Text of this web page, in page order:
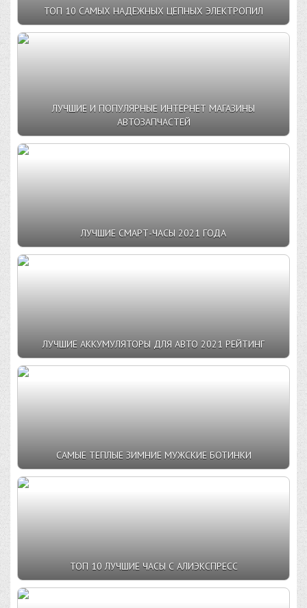
ТОП 10 САМЫХ НАДЕЖНЫХ ЦЕПНЫХ ЭЛЕКТРОПИЛ
ЛУЧШИЕ И ПОПУЛЯРНЫЕ ИНТЕРНЕТ МАГАЗИНЫ
АВТОЗАПЧАСТЕЙ
ЛУЧШИЕ СМАРТ-ЧАСЫ 2021 ГОДА
ЛУЧШИЕ АККУМУЛЯТОРЫ ДЛЯ АВТО 2021 РЕЙТИНГ
САМЫЕ ТЕПЛЫЕ ЗИМНИЕ МУЖСКИЕ БОТИНКИ
ТОП 10 ЛУЧШИЕ ЧАСЫ С АЛИЭКСПРЕСС